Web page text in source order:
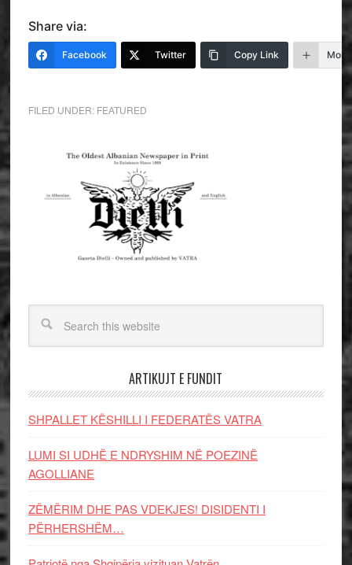
Share via:
Facebook Twitter Copy Link More
FILED UNDER: FEATURED
ARTIKUJT E FUNDIT
SHPALLET KËSHILLI I FEDERATËS VATRA
LUMI SI UDHË E NDRYSHIM NË POEZINË
AGOLLIANE
ZËMËRIM DHE PAS VDEKJES! DISIDENTI I
PËRHERSHËM…